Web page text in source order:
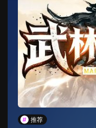
# 推荐